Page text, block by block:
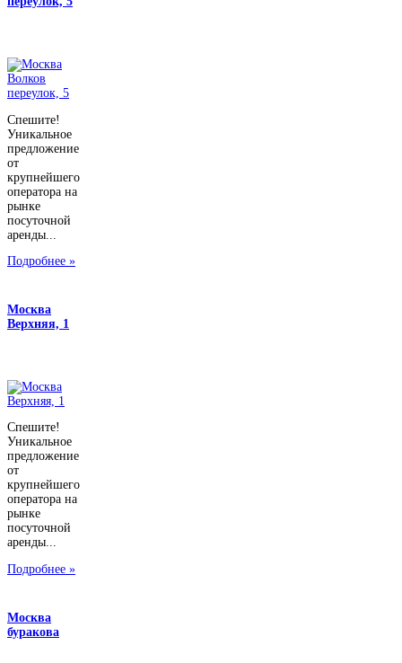
Спешите!
Уникальное
предложение
от
крупнейшего
оператора на
рынке
посуточной
аренды...
Подробнее »
Москва
Верхняя, 1
Спешите!
Уникальное
предложение
от
крупнейшего
оператора на
рынке
посуточной
аренды...
Подробнее »
Москва
буракова